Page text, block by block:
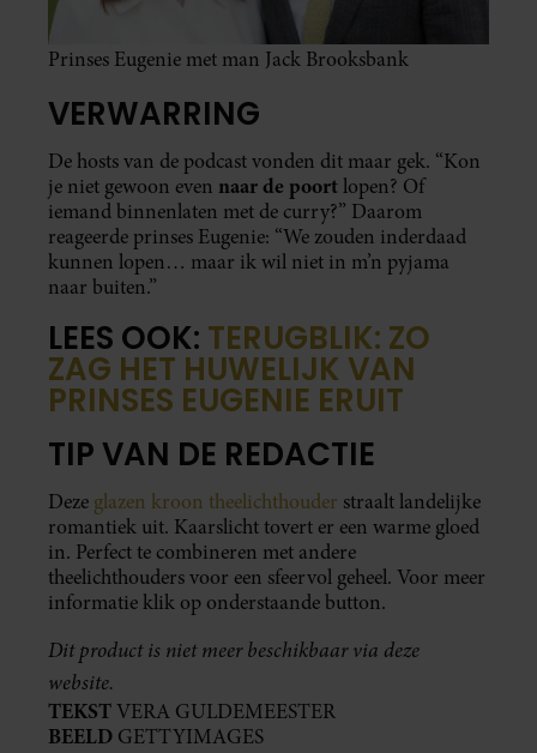
Prinses Eugenie met man Jack Brooksbank
VERWARRING
De hosts van de podcast vonden dit maar gek. “Kon
je niet gewoon even naar de poortlopen? Of
iemand binnenlaten met de curry?” Daarom
reageerde prinses Eugenie: “We zouden inderdaad
kunnen lopen… maar ik wil niet in m’n pyjama
naar buiten.”
LEES OOK: TERUGBLIK: ZO
ZAG HET HUWELIJK VAN
PRINSES EUGENIE ERUIT
TIP VAN DE REDACTIE
Deze glazen kroon theelichthouder straalt landelijke
romantiek uit. Kaarslicht tovert er een warme gloed
in. Perfect te combineren met andere
theelichthouders voor een sfeervol geheel. Voor meer
informatie klik op onderstaande button.
Dit product is niet meer beschikbaar via deze
website.
TEKSTVERA GULDEMEESTER
BEELD GETTYIMAGES